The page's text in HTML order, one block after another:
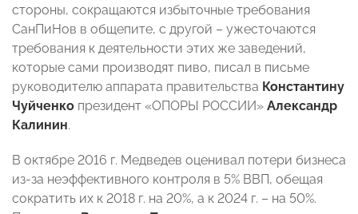
стороны, сокращаются избыточные требования
СанПиНов в общепите, с другой – ужесточаются
требования к деятельности этих же заведений,
которые сами производят пиво, писал в письме
руководителю аппарата правительства Константину
Чуйченко президент «ОПОРЫ РОССИИ» Александр
Калинин.
В октябре 2016 г. Медведев оценивал потери бизнеса
из-за неэффективного контроля в 5% ВВП, обещая
сократить их к 2018 г. на 20%, а к 2024 г. – на 50%.